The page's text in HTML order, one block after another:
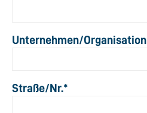
Unternehmen/Organisation
Straße/Nr.*